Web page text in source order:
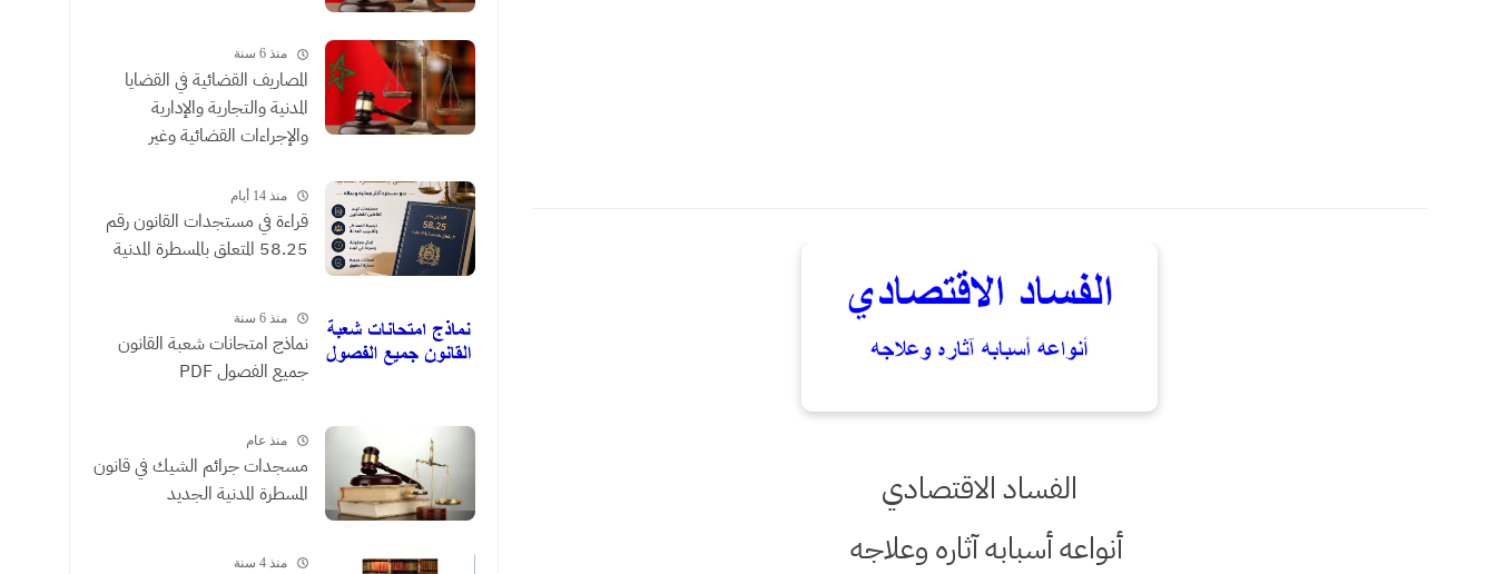
الفساد الاقتصادي
أنواعه أسبابه آثاره وعلاجه
منذ 6 سنة
المصاريف القضائية في القضايا
المدنية والتجارية والإدارية
والإجراءات القضائية وغير
الموثقون
منذ 14 أيام
​قراءة في مستجدات القانون رقم
58.25 المتعلق بالمسطرة المدنية
منذ 6 سنة
نماذج امتحانات شعبة القانون
جميع الفصول PDF
منذ عام
مسجدات جرائم الشيك في قانون
المسطرة المدنية الجديد
منذ 4 سنة